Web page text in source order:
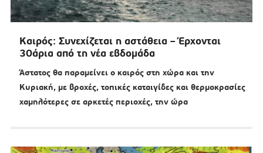
Καιρός: Συνεχίζεται η αστάθεια – Έρχονται
30άρια από τη νέα εβδομάδα
Άστατος θα παραμείνει ο καιρός στη χώρα και την
Κυριακή, με βροχές, τοπικές καταιγίδες και θερμοκρασίες
χαμηλότερες σε αρκετές περιοχές, την ώρα